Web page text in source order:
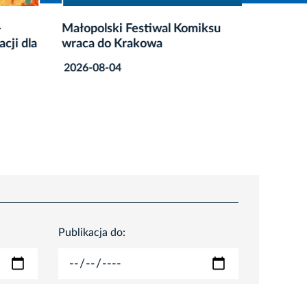
dla
Małopolski Festiwal Komiksu
wraca do Krakowa
2026-08-04
Publikacja do: